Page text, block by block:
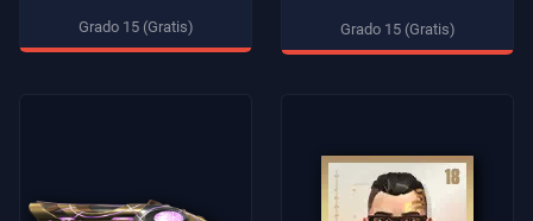
Grado 15 (Gratis) Grado 15 (Gratis)